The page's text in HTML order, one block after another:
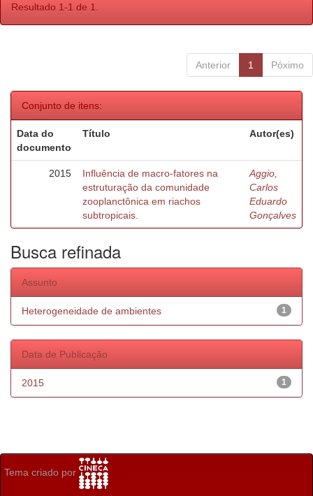
Resultado 1-1 de 1.
Anterior 1 Póximo
Conjunto de itens:
Data do
documento
Título Autor(es)
2015
Influência de macro-fatores na
estruturação da comunidade
zooplanctônica em riachos
subtropicais.
Aggio,
Carlos
Eduardo
Gonçalves
Busca refinada
Assunto
1
Heterogeneidade de ambientes
Data de Publicação
1
2015
Tema criado por